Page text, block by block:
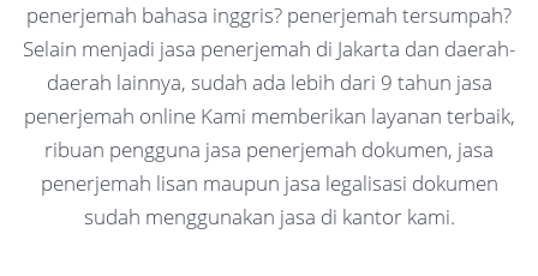
penerjemah bahasa inggris? penerjemah tersumpah?
Selain menjadi jasa penerjemah di Jakarta dan daerah-
daerah lainnya, sudah ada lebih dari 9 tahun jasa
penerjemah online Kami memberikan layanan terbaik,
ribuan pengguna jasa penerjemah dokumen, jasa
penerjemah lisan maupun jasa legalisasi dokumen
sudah menggunakan jasa di kantor kami.